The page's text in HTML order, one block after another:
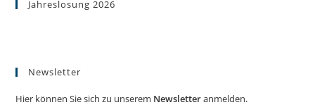
Jahreslosung 2026
Newsletter
Hier können Sie sich zu unserem Newsletteranmelden.